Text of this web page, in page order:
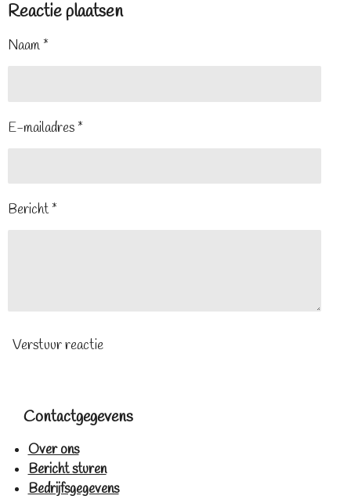
Reactie plaatsen
Naam *
E-mailadres *
Bericht *
Verstuur reactie
Contactgegevens
Over ons
Bericht sturen
Bedrijfsgegevens